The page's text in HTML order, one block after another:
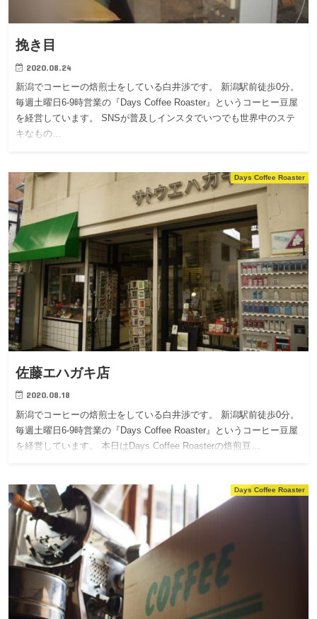
挽き目
2020.08.24
新潟でコーヒーの焙煎士をしている白井渉です。 新潟駅前徒歩0分。
毎週土曜日6-9時営業の『Days Coffee Roaster』というコーヒー豆屋
を経営しています。 SNSが普及しインスタでいつでも世界中のステ
キなもの…
Days Coffee Roaster
佐藤エハガキ店
2020.08.18
新潟でコーヒーの焙煎士をしている白井渉です。 新潟駅前徒歩0分。
毎週土曜日6-9時営業の『Days Coffee Roaster』というコーヒー豆屋
を経営しています。 本日はDays Coffee Roasterの焙煎豆…
Days Coffee Roaster